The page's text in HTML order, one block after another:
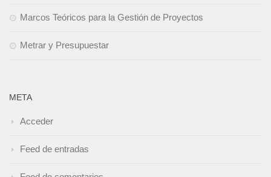
Marcos Teóricos para la Gestión de Proyectos
Metrar y Presupuestar
META
Acceder
Feed de entradas